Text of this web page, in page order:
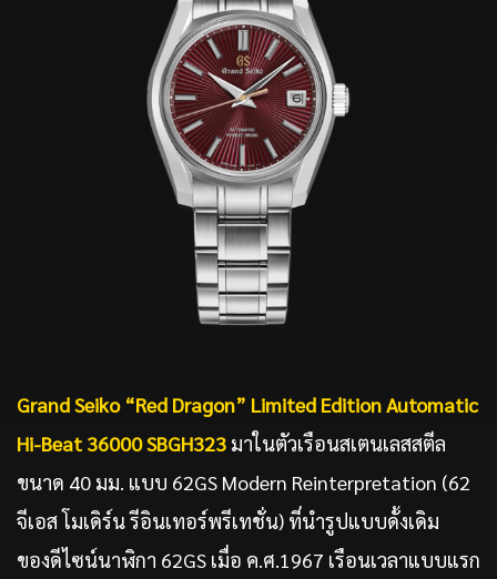
Grand Seiko “Red Dragon” Limited EditionAutomatic
Hi-Beat 36000 SBGH323 มาในตัวเรือนสเตนเลสสตีล
ขนาด 40 มม. แบบ 62GS Modern Reinterpretation (62
จีเอส โมเดิร์น รีอินเทอร์พรีเทชั่น) ที่นำรูปแบบดั้งเดิม
ของดีไซน์นาฬิกา 62GS เมื่อ ค.ศ.1967 เรือนเวลาแบบแรก